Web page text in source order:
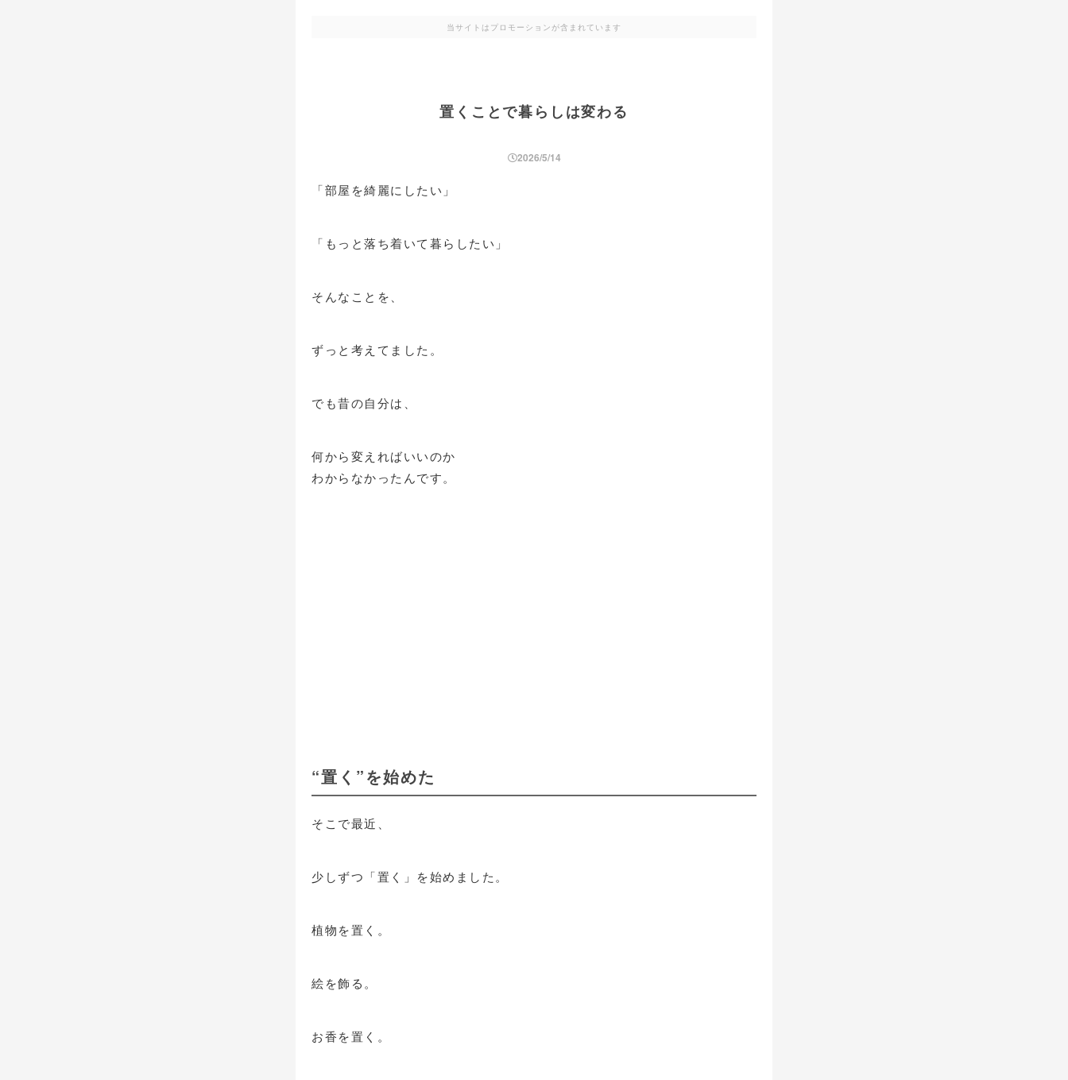
当サイトはプロモーションが含まれています
置くことで暮らしは変わる
2026/5/14
「部屋を綺麗にしたい」
「もっと落ち着いて暮らしたい」
そんなことを、
ずっと考えてました。
でも昔の自分は、
何から変えればいいのか
わからなかったんです。
“置く”を始めた
そこで最近、
少しずつ「置く」を始めました。
植物を置く。
絵を飾る。
お香を置く。